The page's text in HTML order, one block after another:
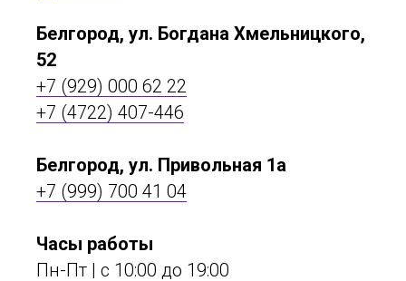
Белгород, ул. Богдана Хмельницкого,
52
+7 (929) 000 62 22
+7 (4722) 407-446
Белгород, ул. Привольная 1а
+7 (999) 700 41 04
Часы работы
Пн-Пт | с 10:00 до 19:00